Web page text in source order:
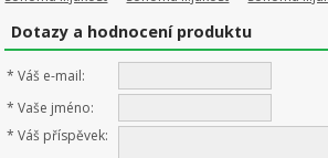
Dotazy a hodnocení produktu
* Váš e-mail:
* Vaše jméno:
* Váš příspěvek: